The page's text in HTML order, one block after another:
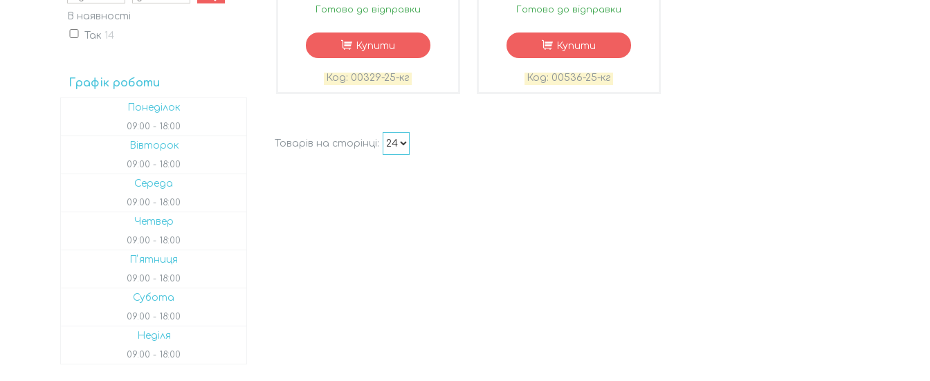
Готово до відправки
Купити
00329-25-кг
Готово до відправки
Купити
00536-25-кг
В наявності
Так 14
Графік роботи
Понеділок
09:00 18:00
Вівторок
09:00 18:00
Середа
09:00 18:00
Четвер
09:00 18:00
Пʼятниця
09:00 18:00
Субота
09:00 18:00
Неділя
09:00 18:00